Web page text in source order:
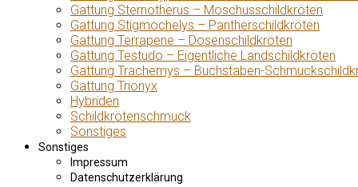
Gattung Sternotherus – Moschusschildkröten
Gattung Stigmochelys – Pantherschildkröten
Gattung Terrapene – Dosenschildkröten
Gattung Testudo – Eigentliche Landschildkröten
Gattung Trachemys – Buchstaben-
Gattung Trionyx
Hybriden
Schildkrötenschmuck
Sonstiges
Sonstiges
Impressum
Datenschutzerklärung